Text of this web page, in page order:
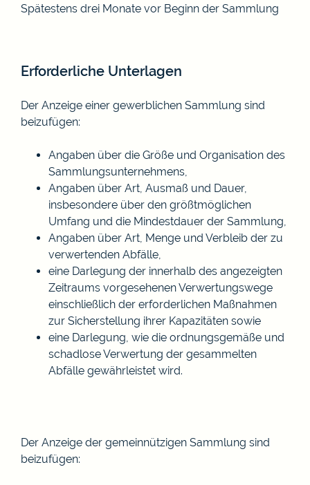
Spätestens drei Monate vor Beginn der Sammlung
Erforderliche Unterlagen
Der Anzeige einer gewerblichen Sammlung sind
beizufügen:
Angaben über die Größe und Organisation des
Sammlungsunternehmens,
Angaben über Art, Ausmaß und Dauer,
insbesondere über den größtmöglichen
Umfang und die Mindestdauer der Sammlung,
Angaben über Art, Menge und Verbleib der zu
verwertenden Abfälle,
eine Darlegung der innerhalb des angezeigten
Zeitraums vorgesehenen Verwertungswege
einschließlich der erforderlichen Maßnahmen
zur Sicherstellung ihrer Kapazitäten sowie
eine Darlegung, wie die ordnungsgemäße und
schadlose Verwertung der gesammelten
Abfälle gewährleistet wird.
Der Anzeige der gemeinnützigen Sammlung sind
beizufügen: